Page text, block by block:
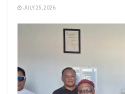
JULY 25, 2026